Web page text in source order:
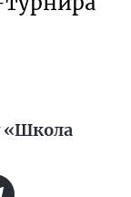
«Школа